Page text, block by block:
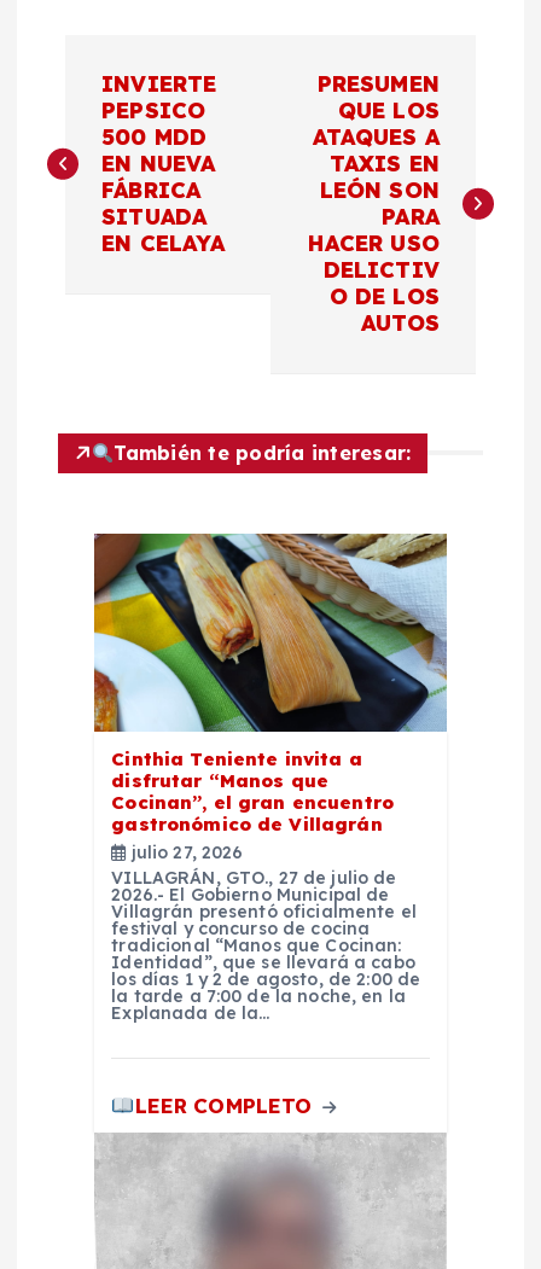
v
c
INVIERTE
PEPSICO
500 MDD
EN NUEVA
FÁBRICA
SITUADA
EN CELAYA
PRESUMEN
QUE LOS
ATAQUES A
TAXIS EN
LEÓN SON
PARA
HACER USO
DELICTIV
O DE LOS
AUTOS
También te podría interesar:
Cinthia Teniente invita a
disfrutar “Manos que
Cocinan”, el gran encuentro
gastronómico de Villagrán
julio 27, 2026
VILLAGRÁN, GTO., 27 de julio de
2026.- El Gobierno Municipal de
Villagrán presentó oficialmente el
festival y concurso de cocina
tradicional “Manos que Cocinan:
Identidad”, que se llevará a cabo
los días 1 y 2 de agosto, de 2:00 de
la tarde a 7:00 de la noche, en la
Explanada de la…
LEER COMPLETO